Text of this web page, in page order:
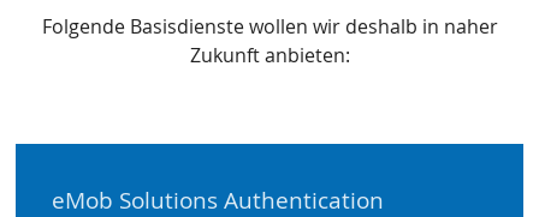
Folgende Basisdienste wollen wir deshalb in naher
Zukunft anbieten:
eMob Solutions Authentication